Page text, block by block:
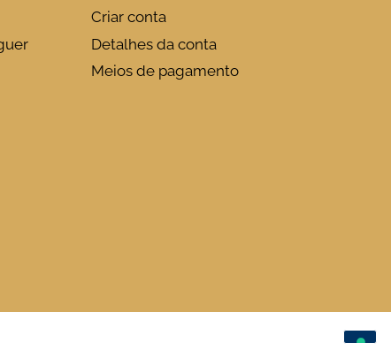
Criar conta
Detalhes da conta
Meios de pagamento